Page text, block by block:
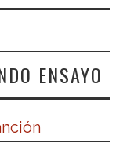
ENSAYO